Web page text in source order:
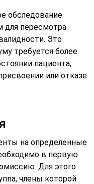
обследование.
для пересмотра
Это
требуется более
пациента,
или отказе
на определенные
в первую
Для этого
члены которой